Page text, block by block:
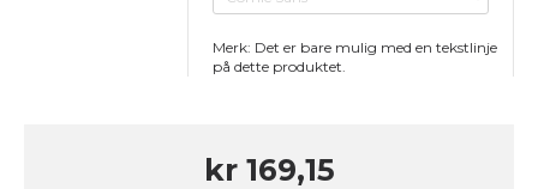
Merk: Det er bare mulig med en tekstlinje
på dette produktet.
kr 169,15